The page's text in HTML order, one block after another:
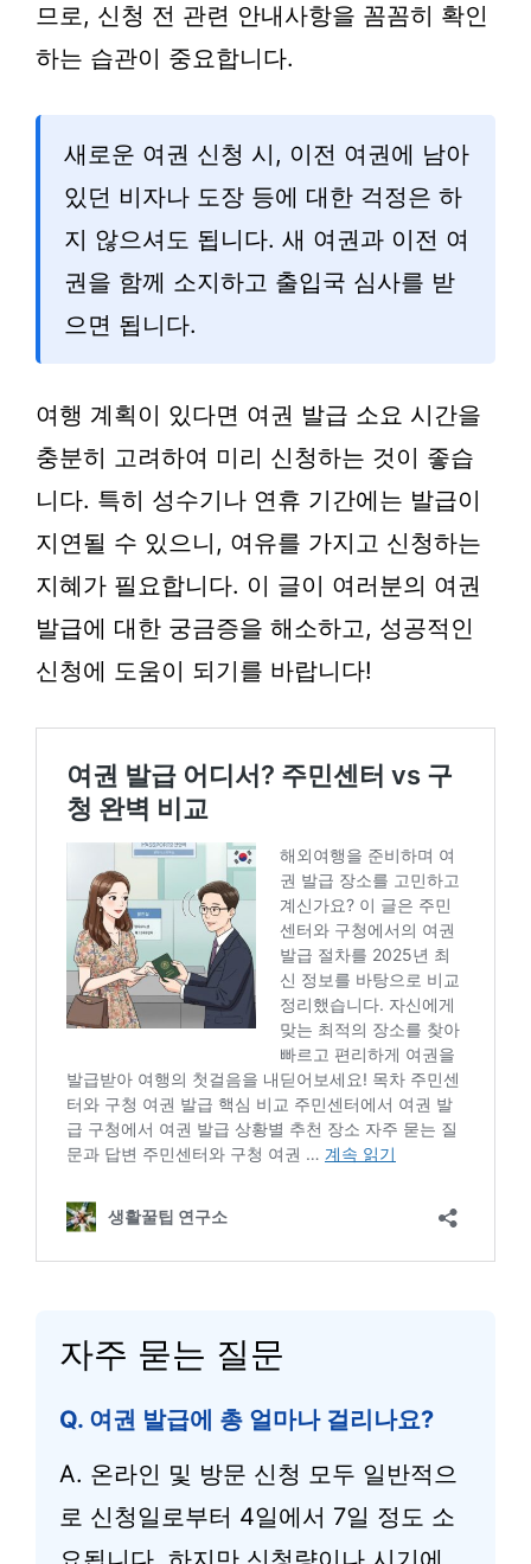
므로, 신청 전 관련 안내사항을 꼼꼼히 확인
하는 습관이 중요합니다.
새로운 여권 신청 시, 이전 여권에 남아
있던 비자나 도장 등에 대한 걱정은 하
지 않으셔도 됩니다. 새 여권과 이전 여
권을 함께 소지하고 출입국 심사를 받
으면 됩니다.
여행 계획이 있다면 여권 발급 소요 시간을
충분히 고려하여 미리 신청하는 것이 좋습
니다. 특히 성수기나 연휴 기간에는 발급이
지연될 수 있으니, 여유를 가지고 신청하는
지혜가 필요합니다. 이 글이 여러분의 여권
발급에 대한 궁금증을 해소하고, 성공적인
신청에 도움이 되기를 바랍니다!
자주 묻는 질문
Q. 여권 발급에 총 얼마나 걸리나요?
A. 온라인 및 방문 신청 모두 일반적으
로 신청일로부터 4일에서 7일 정도 소